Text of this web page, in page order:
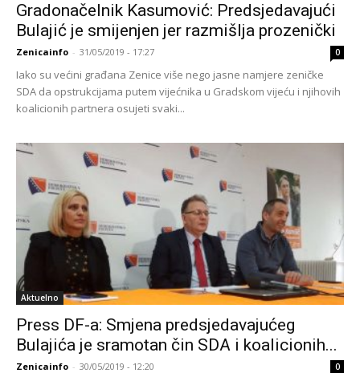
Gradonačelnik Kasumović: Predsjedavajući
Bulajić je smijenjen jer razmišlja prozenički
Zenicainfo - 31/05/2019 - 17:27 0
Iako su većini građana Zenice više nego jasne namjere zeničke
SDA da opstrukcijama putem vijećnika u Gradskom vijeću i njihovih
koalicionih partnera osujeti svaki...
Aktuelno
Press DF-a: Smjena predsjedavajućeg
Bulajića je sramotan čin SDA i koalicionih...
Zenicainfo - 30/05/2019 - 12:20 0